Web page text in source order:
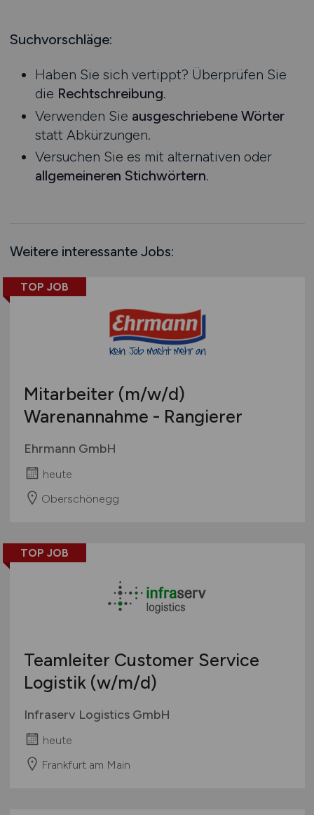
Schienen- / Straßen- / Luft- / Seefracht
Supply Chain Management
Vertrieb / Verkauf / Handel
Zoll / Behörden
Sonstige
Mecklenburg-Vorpommern
Nordrhein-Westfalen
Rheinland-Pfalz
Saarland
Sachsen
Sachsen-Anhalt
Schleswig-Holstein
Schweiz
Europa
International
Suchvorschläge:
Haben Sie sich vertippt? Überprüfen Sie
die Rechtschreibung.
Verwenden Sie ausgeschriebene Wörter
statt Abkürzungen.
Versuchen Sie es mit alternativen oder
allgemeineren Stichwörtern.
Weitere interessante Jobs:
TOP JOB
Mitarbeiter (m/w/d)
Warenannahme - Rangierer
Ehrmann GmbH
heute
Oberschönegg
TOP JOB
Teamleiter Customer Service
Logistik (w/m/d)
Infraserv Logistics GmbH
heute
Frankfurt am Main